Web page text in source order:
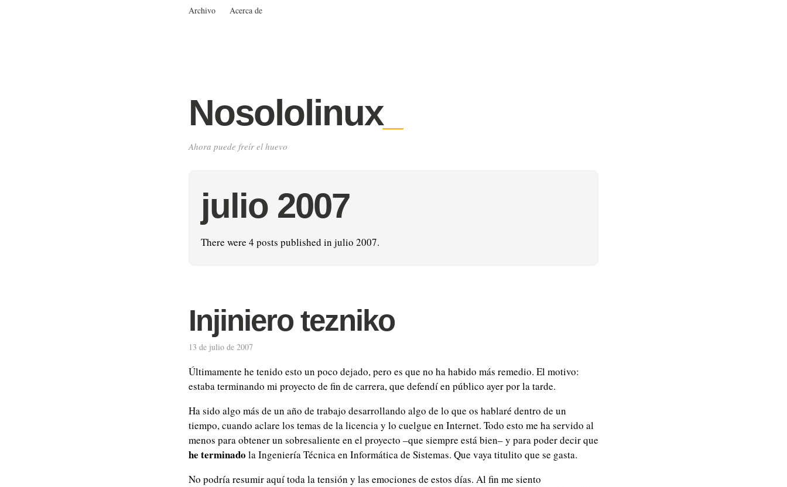
Archivo Acerca de
Nosololinux_
Ahora puede freír el huevo
julio 2007
There were 4 posts published in julio 2007.
Injiniero tezniko
13 de julio de 2007
Últimamente he tenido esto un poco dejado, pero es que no ha habido más remedio. El motivo:
estaba terminando mi proyecto de fin de carrera, que defendí en público ayer por la tarde.
Ha sido algo más de un año de trabajo desarrollando algo de lo que os hablaré dentro de un
tiempo, cuando aclare los temas de la licencia y lo cuelgue en Internet. Todo esto me ha servido al
menos para obtener un sobresaliente en el proyecto –que siempre está bien– y para poder decir que
he terminado la Ingeniería Técnica en Informática de Sistemas. Que vaya titulito que se gasta.
No podría resumir aquí toda la tensión y las emociones de estos días. Al fin me siento